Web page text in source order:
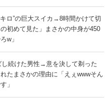
ロ”の巨大スイカ→8時間かけて切
めて見た」まさかの中身が450
w」
し続けた男性→意を決して剃った
まさかの理由に「えぇwwwそん
」